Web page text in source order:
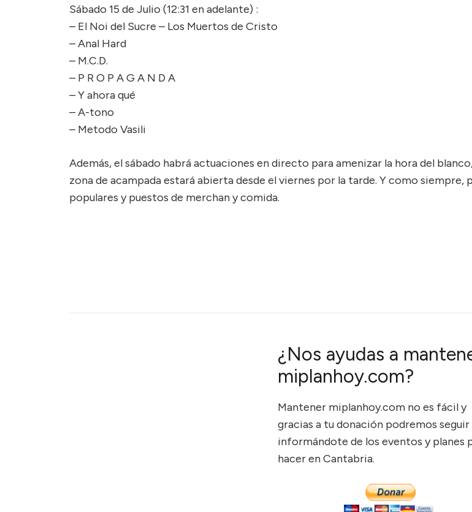
Sábado 15 de Julio (12:31 en adelante) :
– El Noi del Sucre – Los Muertos de Cristo
– Anal Hard
– M.C.D.
– P R O P A G A N D A
– Y ahora qué
– A-tono
– Metodo Vasili
Además, el sábado habrá actuaciones en directo para amenizar la hora del
zona de acampada estará abierta desde el viernes por la tarde. Y como siempre,
populares y puestos de merchan y comida.
¿Nos ayudas a
miplanhoy.com?
Mantener miplanhoy.com no es fácil y
gracias a tu donación podremos seguir
informándote de los eventos y planes
hacer en Cantabria.